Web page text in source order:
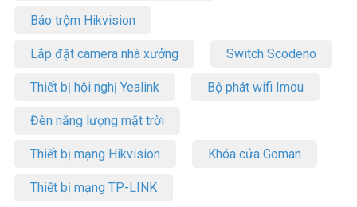
Báo trộm Hikvision
Lắp đặt camera nhà xưởng Switch Scodeno
Thiết bị hội nghị Yealink Bộ phát wifi Imou
Đèn năng lượng mặt trời
Thiết bị mạng Hikvision Khóa cửa Goman
Thiết bị mạng TP-LINK